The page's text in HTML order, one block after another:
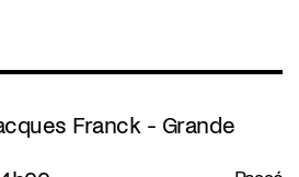
Franck - Grande